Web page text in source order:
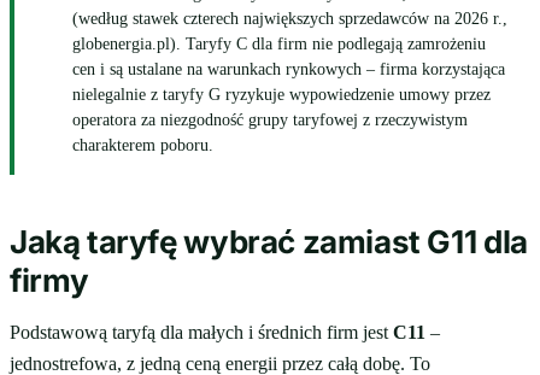
(według stawek czterech największych sprzedawców na 2026 r.,
globenergia.pl). Taryfy C dla firm nie podlegają zamrożeniu
cen i są ustalane na warunkach rynkowych – firma korzystająca
nielegalnie z taryfy G ryzykuje wypowiedzenie umowy przez
operatora za niezgodność grupy taryfowej z rzeczywistym
charakterem poboru.
Jaką taryfę wybrać zamiast G11 dla
firmy
Podstawową taryfą dla małych i średnich firm jest C11 –
jednostrefowa, z jedną ceną energii przez całą dobę. To